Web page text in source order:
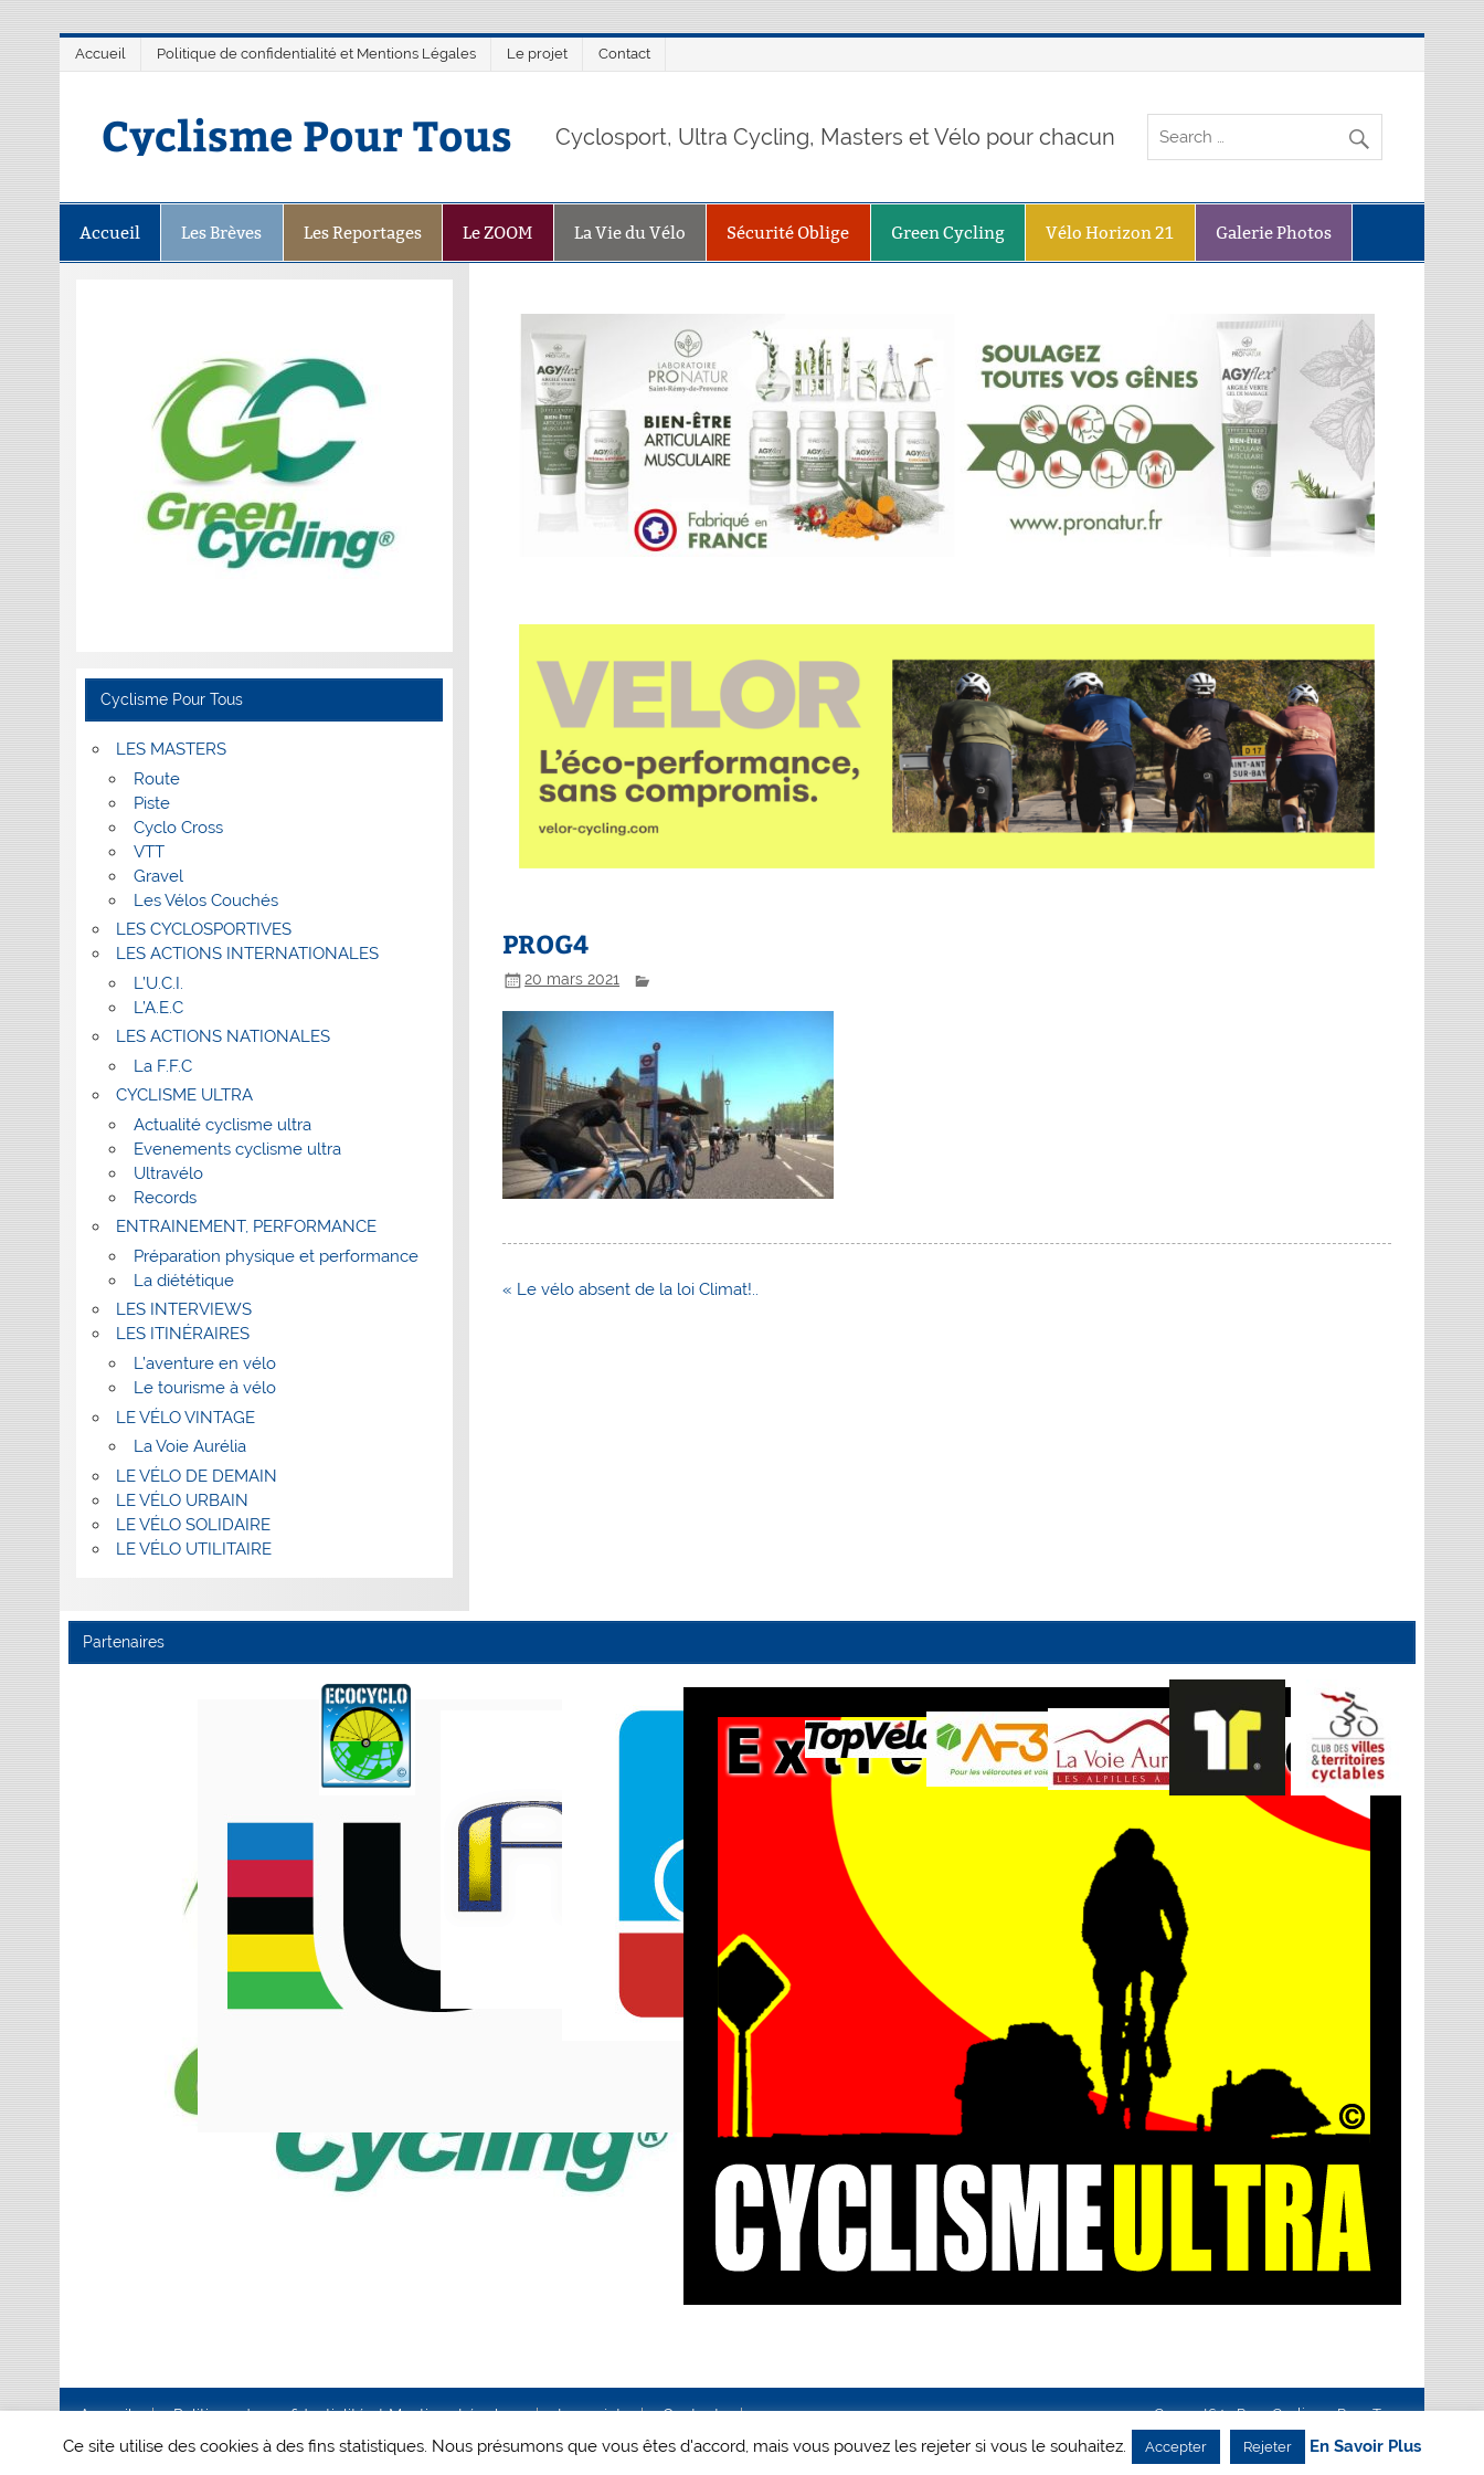
Accueil Politique de confidentialité et Mentions Légales Le projet Contact
Cyclisme Pour Tous Cyclosport, Ultra Cycling, Masters et Vélo pour chacun
Accueil Les Brèves Les Reportages Le ZOOM La Vie du Vélo Sécurité Oblige Green Cycling Vélo Horizon 21 Galerie Photos
PROG4
20 mars 2021
Navigation
« Le vélo absent de la loi Climat!..
Cyclisme Pour Tous
LES MASTERS
Route
Piste
Cyclo Cross
VTT
Gravel
Les Vélos Couchés
LES CYCLOSPORTIVES
LES ACTIONS INTERNATIONALES
L’U.C.I.
L’A.E.C
LES ACTIONS NATIONALES
La F.F.C
CYCLISME ULTRA
Actualité cyclisme ultra
Evenements cyclisme ultra
Ultravélo
Records
ENTRAINEMENT, PERFORMANCE
Préparation physique et performance
La diététique
LES INTERVIEWS
LES ITINÉRAIRES
L’aventure en vélo
Le tourisme à vélo
LE VÉLO VINTAGE
La Voie Aurélia
LE VÉLO DE DEMAIN
LE VÉLO URBAIN
LE VÉLO SOLIDAIRE
LE VÉLO UTILITAIRE
Partenaires
Accueil Politique de confidentialité et Mentions Légales Le projet Contact Creanet64- Pour Cyclisme Pour Tous
Ce site utilise des cookies à des fins statistiques. Nous présumons que vous êtes d'accord, mais vous pouvez les rejeter si vous le souhaitez. Accepter Rejeter En Savoir Plus